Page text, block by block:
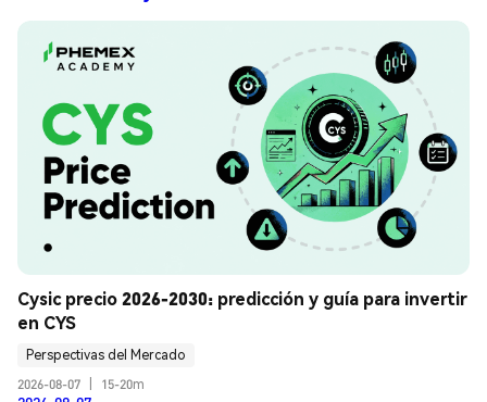
Cysic precio 2026-2030: predicción y guía para invertir
en CYS
Perspectivas del Mercado
2026-08-07
15-20m